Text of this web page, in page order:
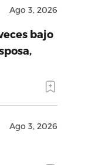
Ago 3, 2026
bajo
Ago 3, 2026